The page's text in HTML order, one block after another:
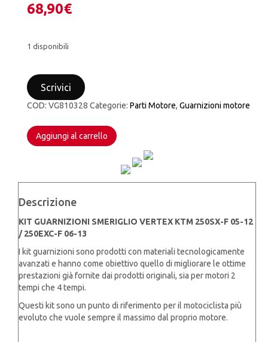
68,90€
1 disponibili
GUARNIZIONI
SMERIGLIO
VERTEX
KTM
F
05-
250EXC-
06-
13
quantità
Scrivici
COD: VG810328 Categorie: Parti Motore, Guarnizioni motore
Aggiungi al carrello
Descrizione
KIT GUARNIZIONI SMERIGLIO VERTEX KTM 250SX-F 05-12
/ 250EXC-F 06-13
I kit guarnizioni sono prodotti con materiali tecnologicamente
avanzati e hanno come obiettivo quello di migliorare le ottime
prestazioni già fornite dai prodotti originali, sia per motori 2
tempi che 4 tempi.
Questi kit sono un punto di riferimento per il motociclista più
evoluto che vuole sempre il massimo dal proprio motore.